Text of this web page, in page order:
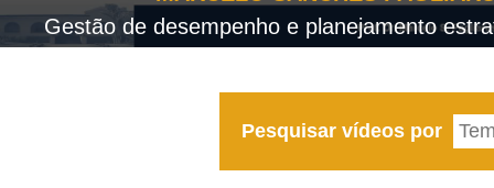
Gestão de desempenho e planejamento
Pesquisar vídeos por